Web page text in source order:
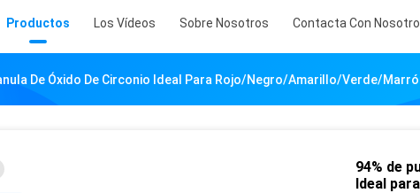
Productos Los Vídeos Sobre Nosotros Contacta Con
De Óxido De Circonio Ideal Para Rojo/negro/amarillo/verde/
94% de
Ideal